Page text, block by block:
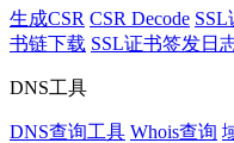
生成CSR CSR Decode
书链下载 SSL证书签发日
DNS工具
DNS查询工具 Whois查询